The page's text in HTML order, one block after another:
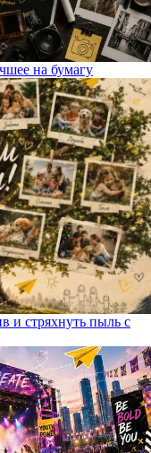
на бумагу
и стряхнуть пыль с